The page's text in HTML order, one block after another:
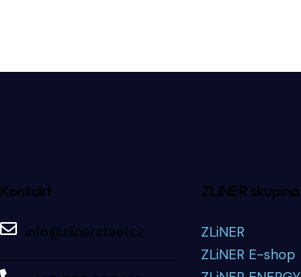
Kontakt
info@zlinersteel.cz
ZLiNER skupina
ZLiNER
ZLiNER E-shop